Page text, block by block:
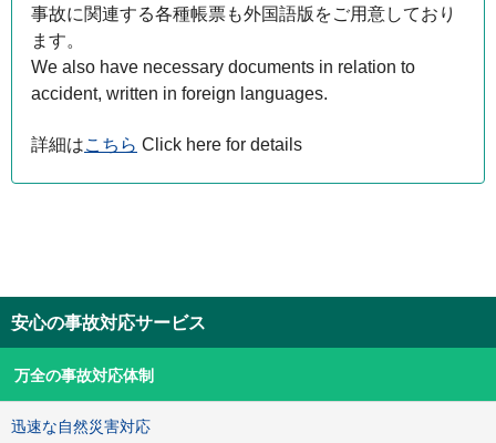
事故に関連する各種帳票も外国語版をご用意しており
ます。
We also have necessary documents in relation to
accident, written in foreign languages.
詳細はこちら Click here for details
安心の事故対応サービス
万全の事故対応体制
迅速な自然災害対応